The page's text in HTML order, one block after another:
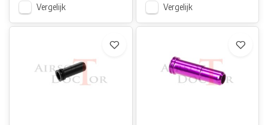
Vergelijk Vergelijk